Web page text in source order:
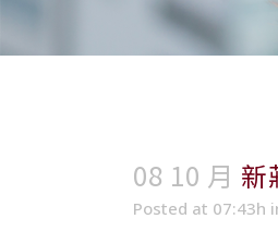
08 10 月 新
Posted at 07:43h